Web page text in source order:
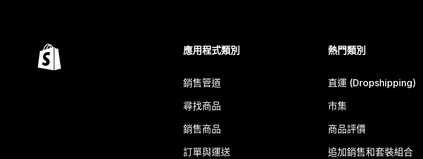
應用程式類別
銷售管道
尋找商品
銷售商品
訂單與運送
熱門類別
直運 (Dropshipping)
市集
商品評價
追加銷售和套裝組合